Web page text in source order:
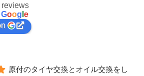
reviews
Goog e
原付のタイヤ交換とオイル交換をし